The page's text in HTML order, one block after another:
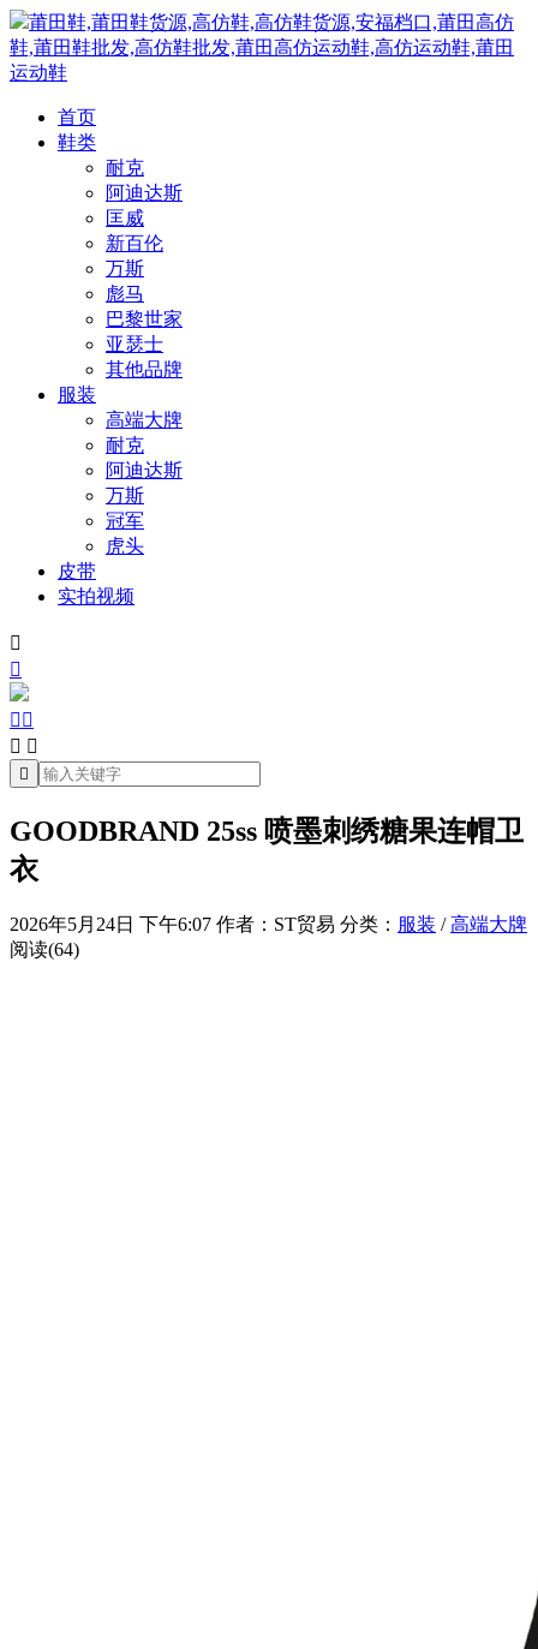
莆田鞋,莆田鞋货源,高仿鞋,高仿鞋货源,安福档口,莆田高仿
鞋,莆田鞋批发,高仿鞋批发,莆田高仿运动鞋,高仿运动鞋,莆田
运动鞋
首页
鞋类
耐克
阿迪达斯
匡威
新百伦
万斯
彪马
巴黎世家
亚瑟士
其他品牌
服装
高端大牌
耐克
阿迪达斯
万斯
冠军
虎头
皮带
实拍视频


 
 

GOODBRAND 25ss 喷墨刺绣糖果连帽卫
衣
2026年5月24日 下午6:07 作者：ST贸易 分类： 服装 /高端大牌
阅读(64)